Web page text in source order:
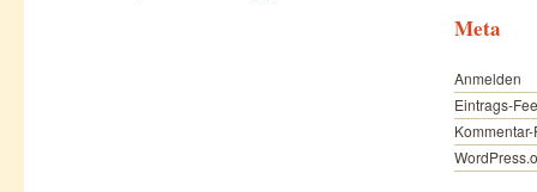
Meta
Anmelden
Eintrags-